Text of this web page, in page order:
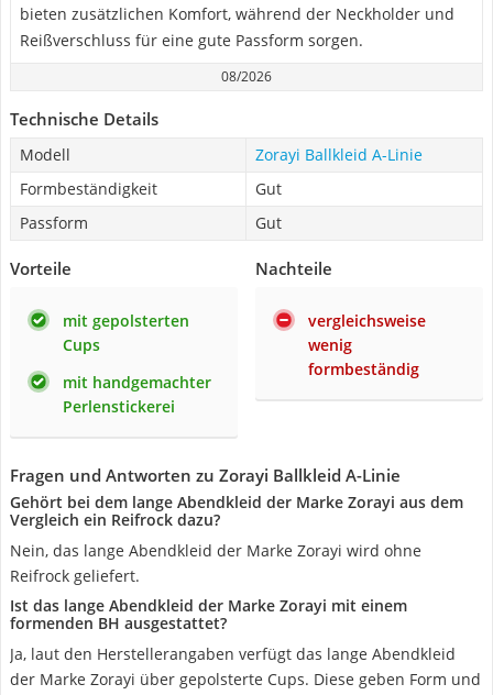
bieten zusätzlichen Komfort, während der Neckholder und
Reißverschluss für eine gute Passform sorgen.
08/2026
Technische Details
Modell
Zorayi Ballkleid A-Linie
Formbeständigkeit
Gut
Passform
Gut
Vorteile
mit gepolsterten
Cups
mit handgemachter
Perlenstickerei
Nachteile
vergleichsweise
wenig
formbeständig
Fragen und Antworten zu Zorayi Ballkleid A-Linie
Gehört bei dem lange Abendkleid der Marke Zorayi aus dem
Vergleich ein Reifrock dazu?
Nein, das lange Abendkleid der Marke Zorayi wird ohne
Reifrock geliefert.
Ist das lange Abendkleid der Marke Zorayi mit einem
formenden BH ausgestattet?
Ja, laut den Herstellerangaben verfügt das lange Abendkleid
der Marke Zorayi über gepolsterte Cups. Diese geben Form und